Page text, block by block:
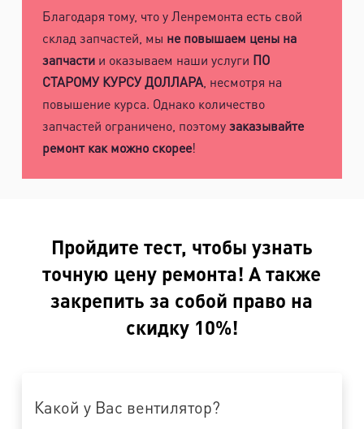
Благодаря тому, что у Ленремонта есть свой
склад запчастей, мы не повышаем цены на
запчастии оказываем наши услуги ПО
СТАРОМУ КУРСУ ДОЛЛАРА, несмотря на
повышение курса. Однако количество
запчастей ограничено, поэтомузаказывайте
ремонт как можно скорее!
Пройдите тест, чтобы узнать
точную цену ремонта! А также
закрепить за собой право на
скидку 10%!
Какой у Вас вентилятор?